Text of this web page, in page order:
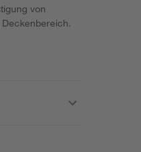
von